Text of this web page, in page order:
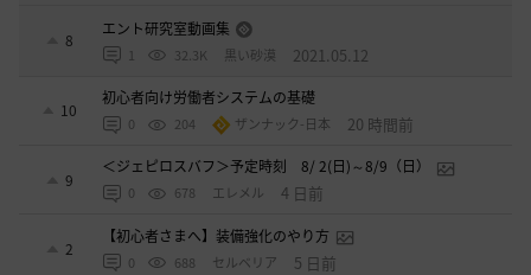
8
エント研究室動画集
1 32.3K 黒い砂漠 2021.05.12
10
初心者向け労働者システムの基礎
0 204 ザンナック-日本 20 時間前
9
＜ジェピロスバフ＞予定時刻 8/ 2(日)～8/9（日）
0 678 エレメル 4 日前
2
【初心者さまへ】装備強化のやり方
0 688 セルベリア 5 日前